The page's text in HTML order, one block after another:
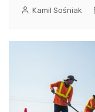
Kamil Sośniak